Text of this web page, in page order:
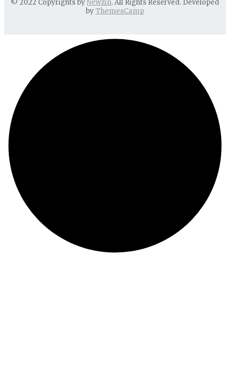
© 2022 Copyrights byNewzin. All Rights Reserved. Developed
byThemesCamp